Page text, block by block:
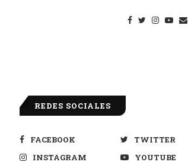
REDES SOCIALES
FACEBOOK
TWITTER
INSTAGRAM
YOUTUBE